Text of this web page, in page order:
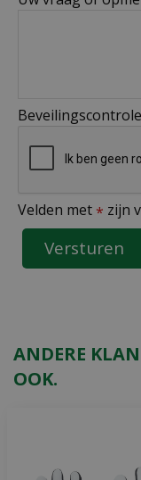
Velden met * zijn
ANDERE
OOK.